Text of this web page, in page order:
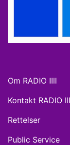
Om RADIO IIII
Kontakt RADIO
Rettelser
Public Service